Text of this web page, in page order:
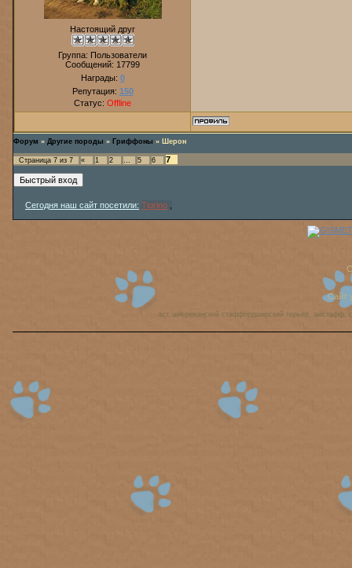
Настоящий друг
Группа: Пользователи
Сообщений: 17799
Награды: 0
Репутация: 150
Статус: Offline
Форум » Другие породы » Гриффоны » Шерон
Страница 7 из 7 « 1 2 … 5 6 7
Сегодня наш сайт посетили: Tigrino
Сайт
аст, американский стаффордширский терьер,